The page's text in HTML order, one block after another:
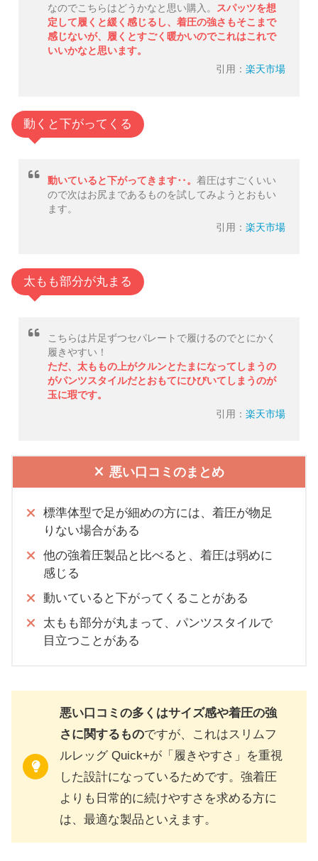
なのでこちらはどうかなと思い購入。
スパッツを想
定して履くと緩く感じるし、着圧の強さもそこまで
感じないが、履くとすごく暖かいのでこれはこれで
いいかなと思います。
引用： 楽天市場
動くと下がってくる
動いていると下がってきます‥。 着圧はすごくいい
ので次はお尻まであるものを試してみようとおもい
ます。
引用： 楽天市場
太もも部分が丸まる
こちらは片足ずつセパレートで履けるのでとにかく
履きやすい！
ただ、太ももの上がクルンとたまになってしまうの
がパンツスタイルだとおもてにひびいてしまうのが
玉に瑕です。
引用： 楽天市場
悪い口コミのまとめ
標準体型で足が細めの方には、着圧が物足
りない場合がある
他の強着圧製品と比べると、着圧は弱めに
感じる
動いていると下がってくることがある
太もも部分が丸まって、パンツスタイルで
目立つことがある
悪い口コミの多くはサイズ感や着圧の強
さに関するものですが、これはスリムフ
ルレッグ Quick+が「履きやすさ」を重視
した設計になっているためです。強着圧
よりも日常的に続けやすさを求める方に
は、最適な製品といえます。